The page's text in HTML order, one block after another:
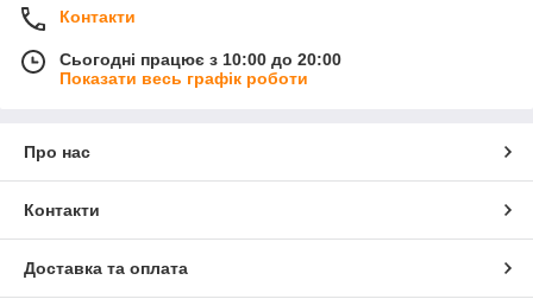
Контакти
Сьогодні працює з 10:00 до 20:00
Показати весь графік роботи
Про нас
Контакти
Доставка та оплата